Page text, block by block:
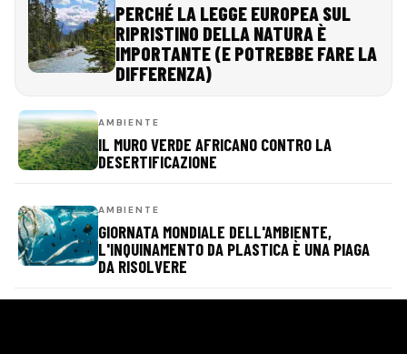
PERCHÉ LA LEGGE EUROPEA SUL
RIPRISTINO DELLA NATURA È
IMPORTANTE (E POTREBBE FARE LA
DIFFERENZA)
AMBIENTE
IL MURO VERDE AFRICANO CONTRO LA
DESERTIFICAZIONE
AMBIENTE
GIORNATA MONDIALE DELL'AMBIENTE,
L'INQUINAMENTO DA PLASTICA È UNA PIAGA
DA RISOLVERE